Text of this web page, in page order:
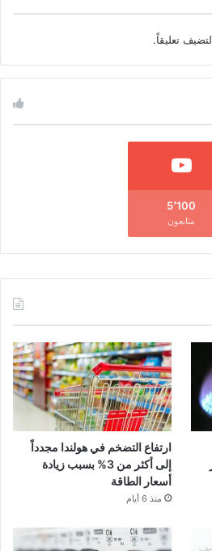
لتضيف تعليقاً.
5٬100
متابعون
ارتفاع التضخم في هولندا مجدداً
إلى أكثر من 3% بسبب زيادة
أسعار الطاقة
منذ 6 أيام